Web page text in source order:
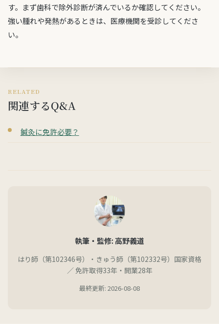
す。まず歯科で除外診断が済んでいるか確認してください。
強い腫れや発熱があるときは、医療機関を受診してくださ
い。
RELATED
関連するQ&A
鍼灸に免許必要？
執筆・監修: 高野義道
はり師（第102346号）・きゅう師（第102332号）国家資格
／ 免許取得33年・開業28年
最終更新: 2026-08-08